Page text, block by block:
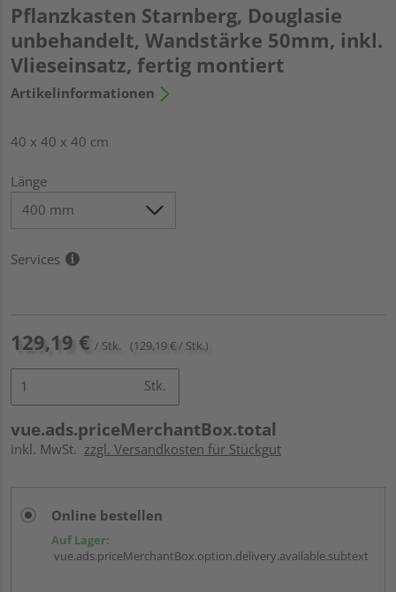
Pflanzkasten Starnberg, Douglasie
unbehandelt, Wandstärke 50mm, inkl.
Vlieseinsatz, fertig montiert
Artikelinformationen
40 x 40 x 40 cm
Länge
Services
129,19 € / Stk. (129,19 € / Stk.)
Stk.
vue.ads.priceMerchantBox.total
inkl. MwSt. zzgl. Versandkosten für Stückgut
Online bestellen
Auf Lager:
vue.ads.priceMerchantBox.option.delivery.available.subtext